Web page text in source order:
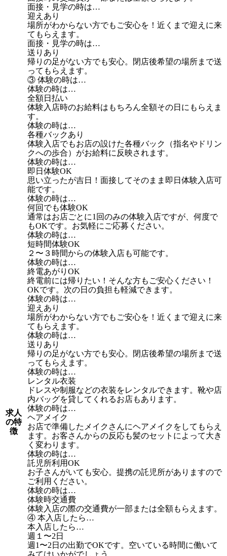
求人
の特
徴
面接・見学の時は…
迎えあり
場所がわからない方でもご安心を！近くまで迎えに来
てもらえます。
面接・見学の時は…
送りあり
帰りの足がない方でも安心。閉店後希望の場所まで送
ってもらえます。
③ 体験の時は…
体験の時は…
全額日払い
体験入店時のお給料はもちろん全額その日にもらえま
す。
体験の時は…
各種バックあり
体験入店でもお店の設けた各種バック（指名やドリン
クへの歩合）がお給料に反映されます。
体験の時は…
即日体験OK
思い立ったが吉日！面接してそのまま即日体験入店可
能です。
体験の時は…
何回でも体験OK
通常はお店ごとに1回のみの体験入店ですが、何度で
もOKです。お気軽にご応募ください。
体験の時は…
短時間体験OK
２〜３時間からの体験入店も可能です。
体験の時は…
終電あがりOK
終電前には帰りたい！そんな方もご安心ください！
OKです。次の日の負担も軽減できます。
体験の時は…
迎えあり
場所がわからない方でもご安心を！近くまで迎えに来
てもらえます。
体験の時は…
送りあり
帰りの足がない方でも安心。閉店後希望の場所まで送
ってもらえます。
体験の時は…
レンタル衣装
ドレスや制服などの衣装をレンタルできます。靴や店
内バッグを貸してくれるお店もあります。
体験の時は…
ヘアメイク
お店で準備したメイクさんにヘアメイクをしてもらえ
ます。お客さんからの反応も髪のセットによって大き
く変わります。
体験の時は…
託児所利用OK
お子さんがいても安心。提携の託児所がありますので
ご利用ください。
体験の時は…
体験時交通費
体験入店の際の交通費が一部または全額もらえます。
④ 本入店したら…
本入店したら…
週１〜2日
週1〜2日の出勤でOKです。空いている時間に働いて
みてはいかがでしょう。